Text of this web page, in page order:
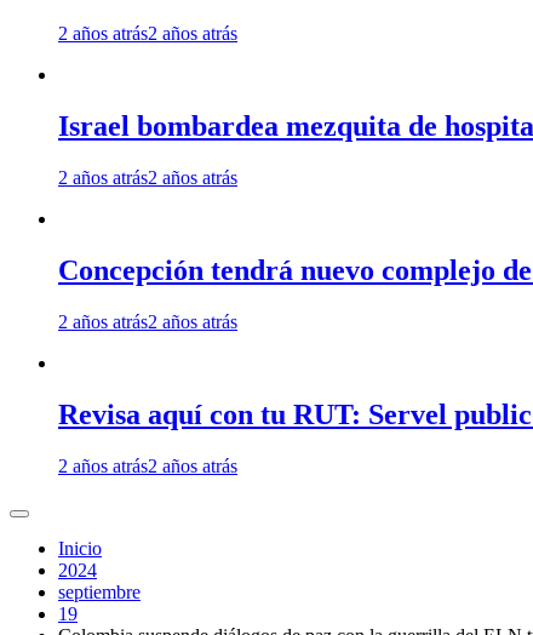
2 años atrás2 años atrás
Israel bombardea mezquita de
2 años atrás2 años atrás
Concepción tendrá nuevo complejo
2 años atrás2 años atrás
Revisa aquí con tu RUT: Servel
2 años atrás2 años atrás
Inicio
2024
septiembre
19